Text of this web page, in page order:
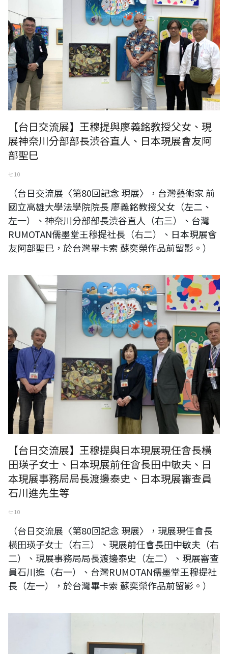
【台日交流展】王穆提與廖義銘教授父女、現
展神奈川分部部長渋谷直人、日本現展會友阿
部聖巳
七 10
（台日交流展〈第80回記念 現展〉，台灣藝術家 前
國立高雄大學法學院院長 廖義銘教授父女（左二、
左一）、神奈川分部部長渋谷直人（右三）、台灣
RUMOTAN儒墨堂王穆提社長（右二）、日本現展會
友阿部聖巳，於台灣畢卡索 蘇奕榮作品前留影。）
（台日交流展〈第80回記念 現展〉，現展現任會長橫田瑛子女士（右
三）、現展前任會長田中敏夫（右二）、現展事務局局長渡邊泰史（左
二）、現展審查員石川進（右一）、台灣RUMOTAN儒墨堂王穆提社長
（左一），於台灣畢卡索 蘇奕榮作品前留影。）
【台日交流展】王穆提與日本現展現任會長橫
田瑛子女士、日本現展前任會長田中敏夫、日
本現展事務局局長渡邊泰史、日本現展審查員
石川進先生等
七 10
（台日交流展〈第80回記念 現展〉，現展現任會長
橫田瑛子女士（右三）、現展前任會長田中敏夫（右
二）、現展事務局局長渡邊泰史（左二）、現展審查
員石川進（右一）、台灣RUMOTAN儒墨堂王穆提社
長（左一），於台灣畢卡索 蘇奕榮作品前留影。）
（台日交流展〈第80回記念 現展〉，現展審查員石川進先生（右）與其
作品，台灣RUMOTAN儒墨堂王穆提社長（左）。）